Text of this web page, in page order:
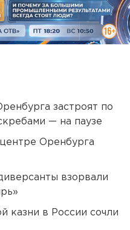
застроят по
— на паузе
Оренбурга
взорвали
казни в России сочли